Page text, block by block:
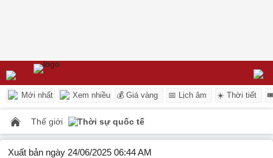
Mới nhất Xem nhiều 💰 Giá vàng 📅 Lịch âm ☀️ Thời tiết
Thế giới Thời sự quốc tế
Xuất bản ngày 24/06/2025 06:44 AM